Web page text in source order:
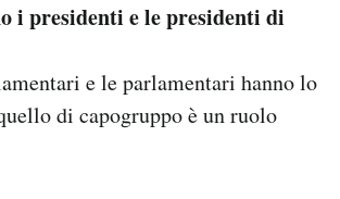
i presidenti e le presidenti di
e le parlamentari hanno lo
di capogruppo è un ruolo